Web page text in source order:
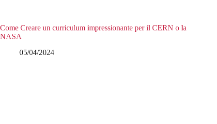
Come Creare un curriculum impressionante per il CERN o la
NASA
05/04/2024